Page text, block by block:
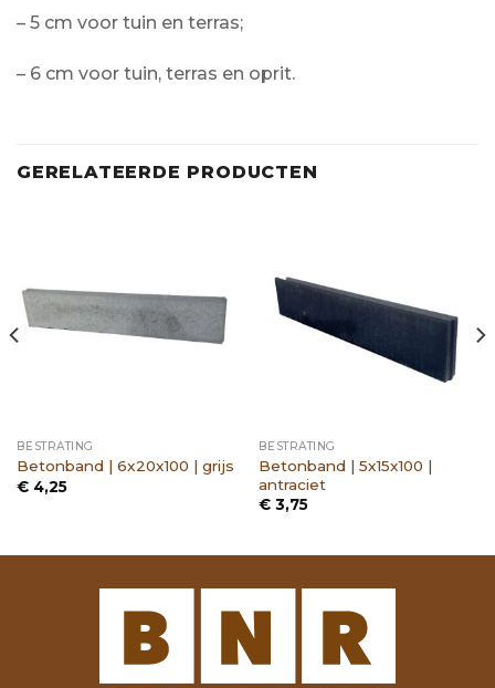
– 5 cm voor tuin en terras;
– 6 cm voor tuin, terras en oprit.
GERELATEERDE PRODUCTEN
BESTRATING
Betonband | 6x20x100 | grijs
€4,25
BESTRATING
Betonband | 5x15x100 |
antraciet
€3,75